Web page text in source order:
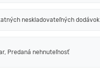
neskladovateľných dodávok
Predaná nehnuteľnosť